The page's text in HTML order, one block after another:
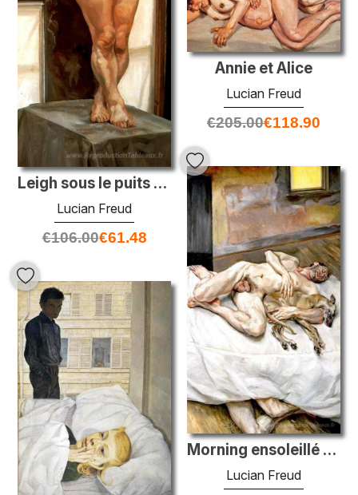
Leigh sous le puits de lumière
Lucian Freud
€106.00€61.48
Annie et Alice
Lucian Freud
€205.00€118.90
Morning ensoleillé huit jambes
Lucian Freud